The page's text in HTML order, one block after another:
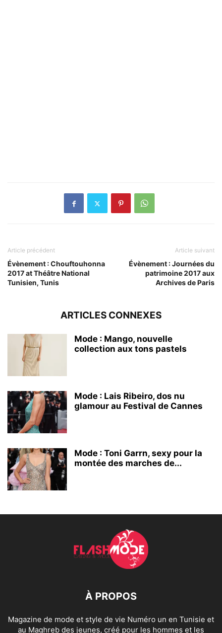
Article précédent
Évènement : Chouftouhonna
2017 at Théâtre National
Tunisien, Tunis
Article suivant
Évènement : Journées du
patrimoine 2017 aux
Archives de Paris
ARTICLES CONNEXES
Mode : Mango, nouvelle
collection aux tons pastels
Mode : Lais Ribeiro, dos nu
glamour au Festival de Cannes
Mode : Toni Garrn, sexy pour la
montée des marches de...
À PROPOS
Magazine de mode et style de vie Numéro un en Tunisie et
au Maghreb des jeunes, créé pour les hommes et les